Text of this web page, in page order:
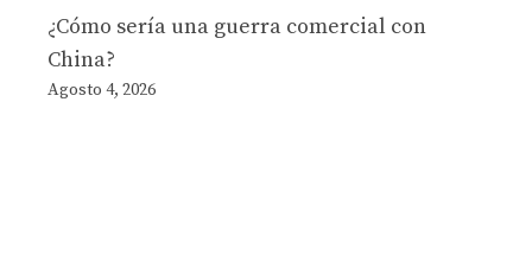
¿Cómo sería una guerra comercial con
China?
Agosto 4, 2026